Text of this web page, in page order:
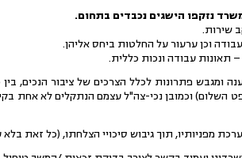
נזקפו הישגים נכבדים בתחום.
שירות.
וכן ערעור על החלטות ביחס אליהן.
תאונות עבודה ונכות כללית.
ומגבש פתרונות לכלל הצרכים של ציבור הנכים,
וכמובן נכי-צה"ל עצמם הנתקלים לא אחת
מפניותיו, תוך גיבוש סיכויי הצלחתו, (כל זאת